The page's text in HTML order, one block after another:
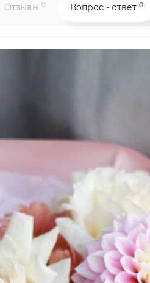
Отзывы 0 Вопрос - ответ 0